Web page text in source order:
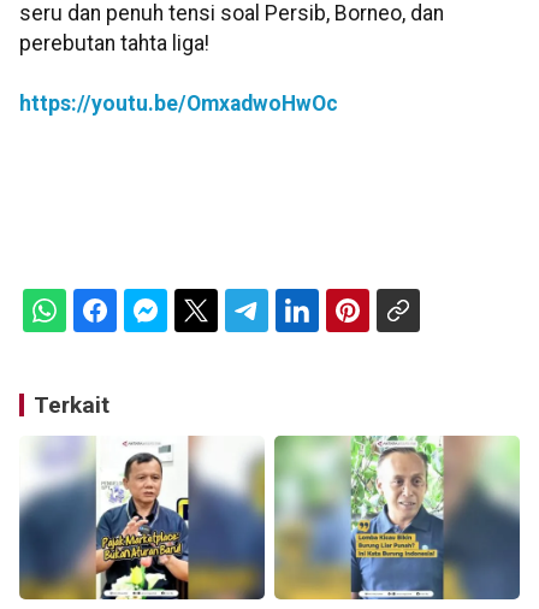
seru dan penuh tensi soal Persib, Borneo, dan
perebutan tahta liga!
https://youtu.be/OmxadwoHwOc
Terkait